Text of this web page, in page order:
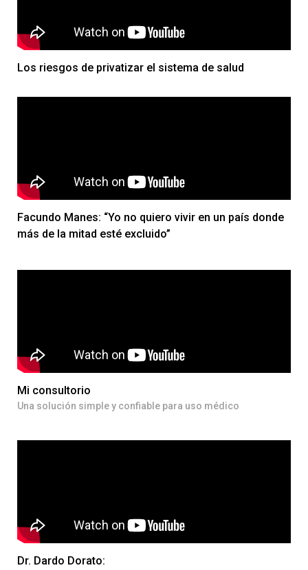
Los riesgos de privatizar el sistema de salud
Facundo Manes: “Yo no quiero vivir en un país donde
más de la mitad esté excluido”
Mi consultorio
Una solución simple y confiable para uso médico
Dr. Dardo Dorato: